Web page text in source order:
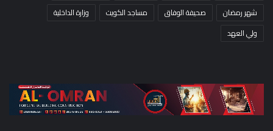
شهر رمضان
صحيفة الوفاق مساجد الكويت
وزارة الداخلية
ولي العهد